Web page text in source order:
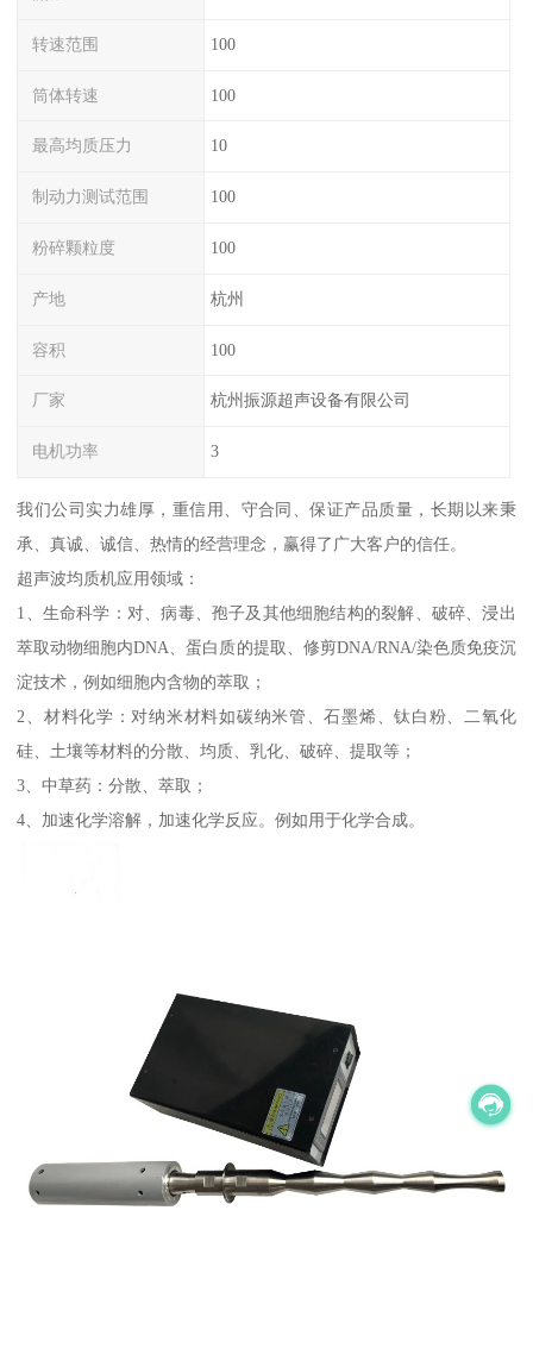
转速范围 100
筒体转速 100
最高均质压力 10
制动力测试范围 100
粉碎颗粒度 100
产地 杭州
容积 100
厂家 杭州振源超声设备有限公司
电机功率 3
我们公司实力雄厚，重信用、守合同、保证产品质量，长期以来秉
承、真诚、诚信、热情的经营理念，赢得了广大客户的信任。
超声波均质机应用领域：
1、生命科学：对、病毒、孢子及其他细胞结构的裂解、破碎、浸出
萃取动物细胞内DNA、蛋白质的提取、修剪DNA/RNA/染色质免疫沉
淀技术，例如细胞内含物的萃取；
2、材料化学：对纳米材料如碳纳米管、石墨烯、钛白粉、二氧化
硅、土壤等材料的分散、均质、乳化、破碎、提取等；
3、中草药：分散、萃取；
4、加速化学溶解，加速化学反应。例如用于化学合成。